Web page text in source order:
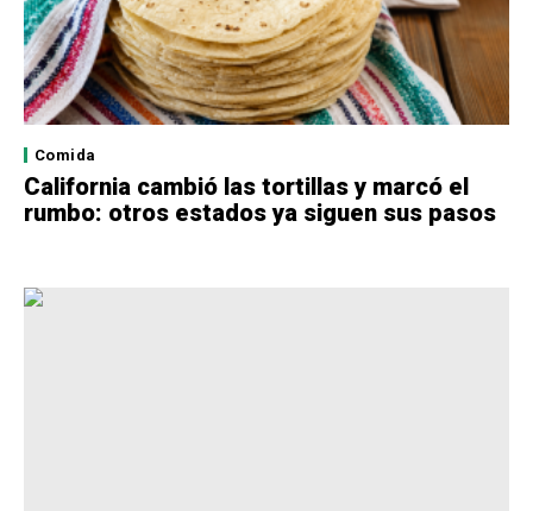
Comida
California cambió las tortillas y marcó el
rumbo: otros estados ya siguen sus pasos